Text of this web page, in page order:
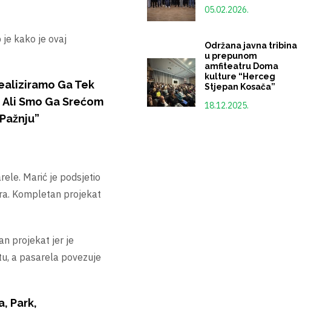
je kako je ovaj
Ga Tek
Smo Ga Srećom
Marić je podsjetio
Kompletan projekat
projekat jer je
a pasarela povezuje
Park,
05.02.2026.
Održana javna tribina
u prepunom
amfiteatru Doma
kulture “Herceg
Stjepan Kosača”
18.12.2025.